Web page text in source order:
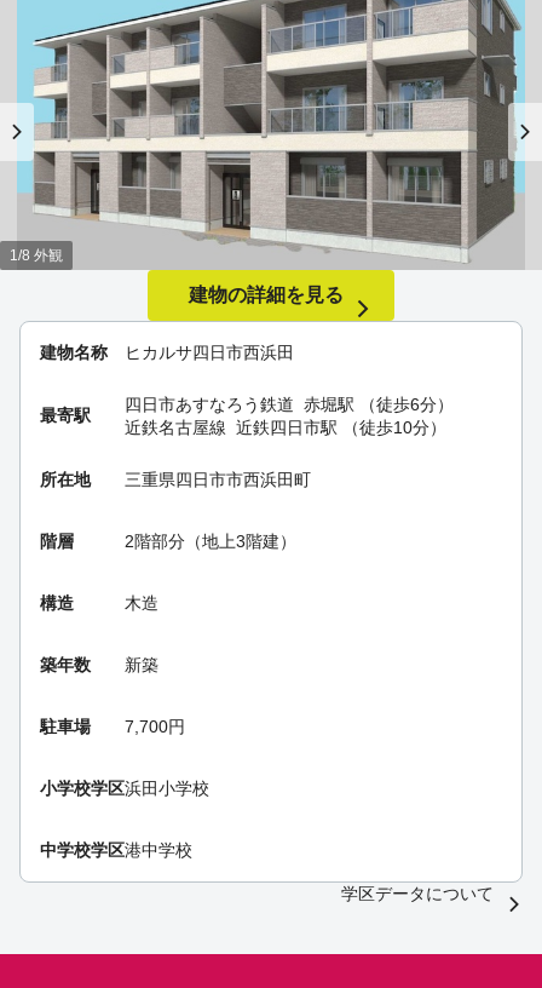
建物名称 ヒカルサ四日市西浜田
最寄駅
四日市あすなろう鉄道 赤堀駅 （徒歩6分）
近鉄名古屋線 近鉄四日市駅 （徒歩10分）
所在地 三重県四日市市西浜田町
階層 2階部分（地上3階建）
構造 木造
築年数 新築
駐車場 7,700円
小学校学区浜田小学校
中学校学区港中学校
1/8 外観
建物の詳細を見る
学区データについて